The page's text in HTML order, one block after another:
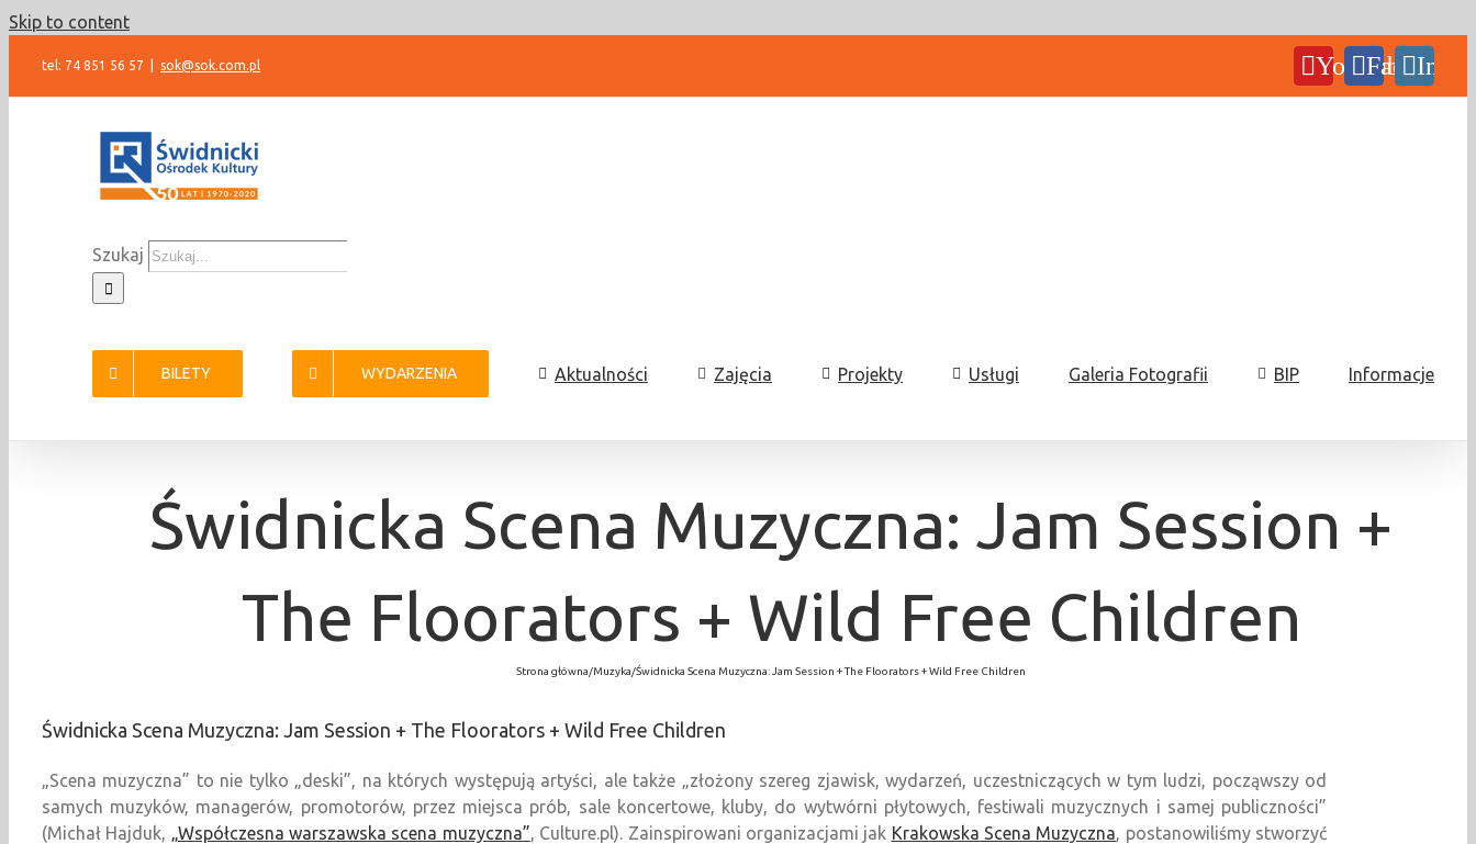
Skip to content
tel: 74 851 56 57 sok@sok.com.pl YouTubeFacebook
Szukaj
BILETY WYDARZENIA Aktualności Zajęcia Projekty Usługi Galeria Fotografii BIP Informacje
Świdnicka Scena Muzyczna: Jam Session +
The Floorators + Wild Free Children
Strona główna/Muzyka/Świdnicka Scena Muzyczna: Jam Session + The Floorators + Wild Free Children
Świdnicka Scena Muzyczna: Jam Session + The Floorators + Wild Free Children
„Scena muzyczna” to nie tylko „deski”, na których występują artyści, ale także „złożony szereg zjawisk, wydarzeń, uczestniczących w tym ludzi, począwszy od
samych muzyków, managerów, promotorów, przez miejsca prób, sale koncertowe, kluby, do wytwórni płytowych, festiwali muzycznych i samej publiczności”
(Michał Hajduk, „Współczesna warszawska scena muzyczna”, Culture.pl). Zainspirowani organizacjami jak Krakowska Scena Muzyczna, postanowiliśmy stworzyć